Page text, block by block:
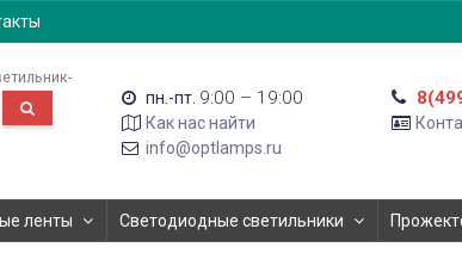
пн.-пт. 9:00 – 19:00
Как нас найти
info@optlamps.ru
ленты Светодиодные светильники